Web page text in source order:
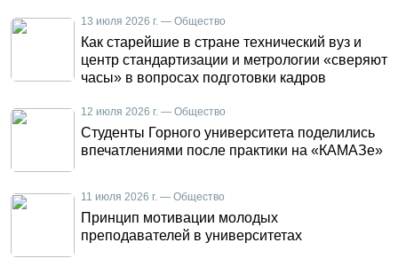
13 июля 2026 г. — Общество
Как старейшие в стране технический вуз и
центр стандартизации и метрологии «сверяют
часы» в вопросах подготовки кадров
12 июля 2026 г. — Общество
Студенты Горного университета поделились
впечатлениями после практики на «КАМАЗе»
11 июля 2026 г. — Общество
Принцип мотивации молодых
преподавателей в университетах